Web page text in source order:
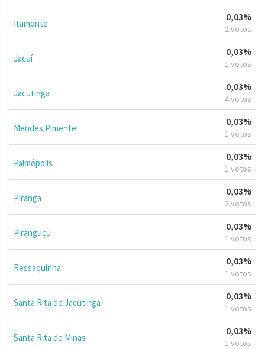
Itamonte
0,03%
2 votos
Jacuí
0,03%
1 votos
Jacutinga
0,03%
4 votos
Mendes Pimentel
0,03%
1 votos
Palmópolis
0,03%
1 votos
Piranga
0,03%
2 votos
Piranguçu
0,03%
1 votos
Ressaquinha
0,03%
1 votos
Santa Rita de Jacutinga
0,03%
1 votos
Santa Rita de Minas
0,03%
1 votos